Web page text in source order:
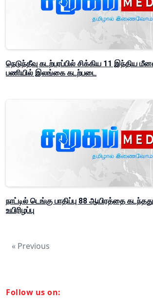
நெடுந்தீவு கடற்பரப்பில் சிக்கிய 11 இந்திய
பணியில் இலங்கை கடற்படை
நாட்டில் டெங்கு பாதிப்பு 88 ஆயிரத்தை
உயிரிழப்பு
« Previous
Follow us on: